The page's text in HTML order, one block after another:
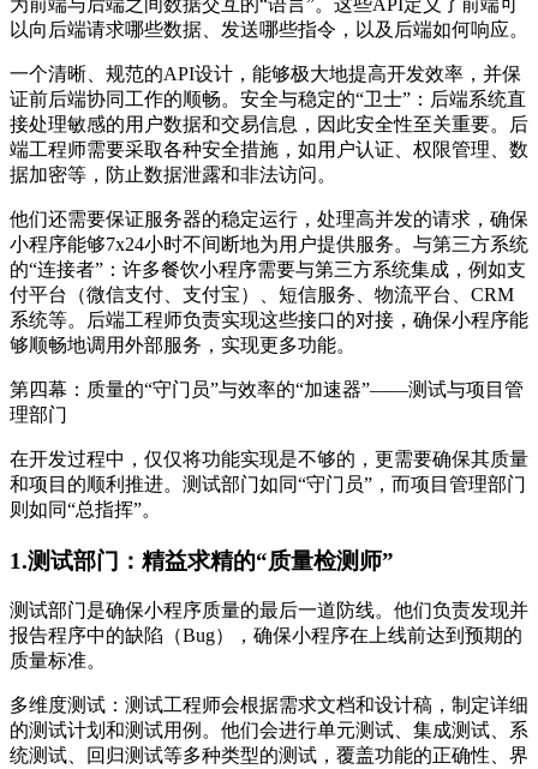
为前端与后端之间数据交互的“语言”。这些API定义了前端可
以向后端请求哪些数据、发送哪些指令，以及后端如何响应。
一个清晰、规范的API设计，能够极大地提高开发效率，并保
证前后端协同工作的顺畅。安全与稳定的“卫士”：后端系统直
接处理敏感的用户数据和交易信息，因此安全性至关重要。后
端工程师需要采取各种安全措施，如用户认证、权限管理、数
据加密等，防止数据泄露和非法访问。
他们还需要保证服务器的稳定运行，处理高并发的请求，确保
小程序能够7x24小时不间断地为用户提供服务。与第三方系统
的“连接者”：许多餐饮小程序需要与第三方系统集成，例如支
付平台（微信支付、支付宝）、短信服务、物流平台、CRM
系统等。后端工程师负责实现这些接口的对接，确保小程序能
够顺畅地调用外部服务，实现更多功能。
第四幕：质量的“守门员”与效率的“加速器”——测试与项目管
理部门
在开发过程中，仅仅将功能实现是不够的，更需要确保其质量
和项目的顺利推进。测试部门如同“守门员”，而项目管理部门
则如同“总指挥”。
1.测试部门：精益求精的“质量检测师”
测试部门是确保小程序质量的最后一道防线。他们负责发现并
报告程序中的缺陷（Bug），确保小程序在上线前达到预期的
质量标准。
多维度测试：测试工程师会根据需求文档和设计稿，制定详细
的测试计划和测试用例。他们会进行单元测试、集成测试、系
统测试、回归测试等多种类型的测试，覆盖功能的正确性、界